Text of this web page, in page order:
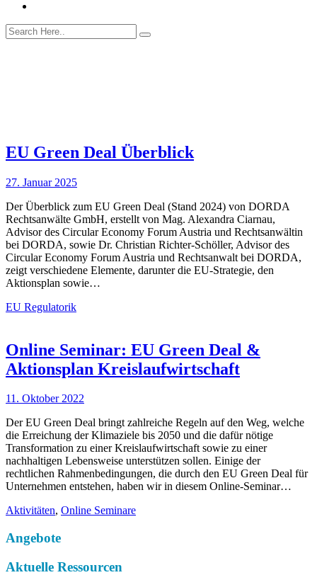
EU Green Deal Überblick
27. Januar 2025
Der Überblick zum EU Green Deal (Stand 2024) von DORDA
Rechtsanwälte GmbH, erstellt von Mag. Alexandra Ciarnau,
Advisor des Circular Economy Forum Austria und Rechtsanwältin
bei DORDA, sowie Dr. Christian Richter-Schöller, Advisor des
Circular Economy Forum Austria und Rechtsanwalt bei DORDA,
zeigt verschiedene Elemente, darunter die EU-Strategie, den
Aktionsplan sowie…
EU Regulatorik
Online Seminar: EU Green Deal &
Aktionsplan Kreislaufwirtschaft
11. Oktober 2022
Der EU Green Deal bringt zahlreiche Regeln auf den Weg, welche
die Erreichung der Klimaziele bis 2050 und die dafür nötige
Transformation zu einer Kreislaufwirtschaft sowie zu einer
nachhaltigen Lebensweise unterstützen sollen. Einige der
rechtlichen Rahmenbedingungen, die durch den EU Green Deal für
Unternehmen entstehen, haben wir in diesem Online-Seminar…
Aktivitäten, Online Seminare
Angebote
Aktuelle Ressourcen